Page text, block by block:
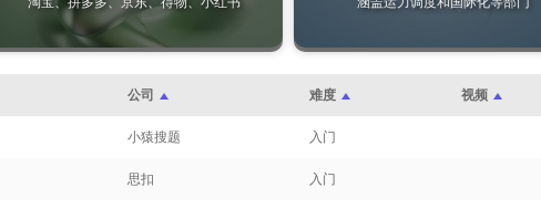
公司 难度 视频
小猿搜题 入门
思扣 入门